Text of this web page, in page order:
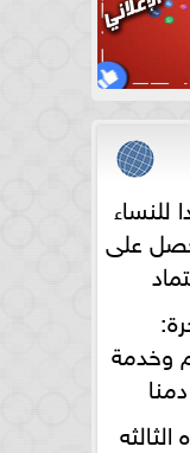
للنساء
على
وخدمة
الثالثه